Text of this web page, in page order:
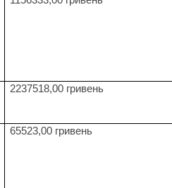
2237518,00 гривень
65523,00 гривень